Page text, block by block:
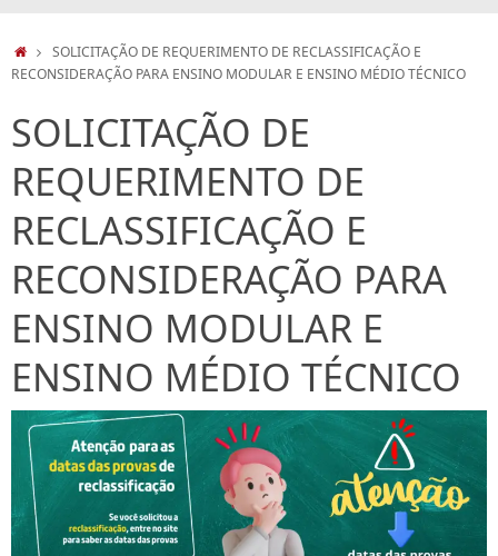
HOMESOLICITAÇÃO DE REQUERIMENTO DE RECLASSIFICAÇÃO E
RECONSIDERAÇÃO PARA ENSINO MODULAR E ENSINO MÉDIO TÉCNICO
SOLICITAÇÃO DE
REQUERIMENTO DE
RECLASSIFICAÇÃO E
RECONSIDERAÇÃO PARA
ENSINO MODULAR E
ENSINO MÉDIO TÉCNICO